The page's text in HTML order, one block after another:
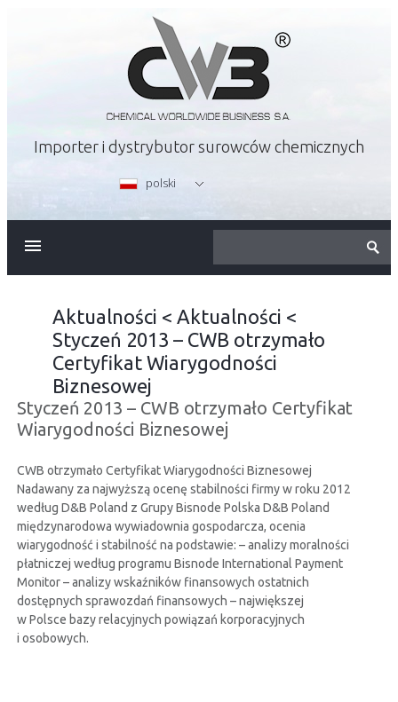
Importer i dystrybutor surowców chemicznych
polski
KARIERA
CERTYFIKATY
RELACJE INWESTORSKIE
BEZPIECZEŃSTWO INFORMACJI
KONTAKT
Aktualności < Aktualności <
Styczeń 2013 – CWB otrzymało
Certyfikat Wiarygodności
Biznesowej
Styczeń 2013 – CWB otrzymało Certyfikat
Wiarygodności Biznesowej
CWB otrzymało Certyfikat Wiarygodności Biznesowej
Nadawany za najwyższą ocenę stabilności firmy w roku 2012
według D&B Poland z Grupy Bisnode Polska D&B Poland
międzynarodowa wywiadownia gospodarcza, ocenia
wiarygodność i stabilność na podstawie: – analizy moralności
płatniczej według programu Bisnode International Payment
Monitor – analizy wskaźników finansowych ostatnich
dostępnych sprawozdań finansowych – największej
w Polsce bazy relacyjnych powiązań korporacyjnych
i osobowych.